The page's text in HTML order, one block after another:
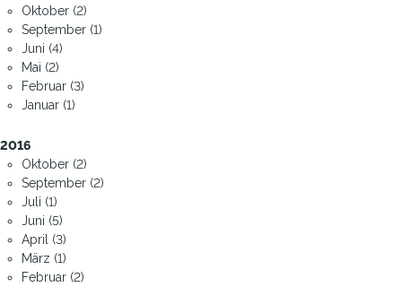
Oktober (2)
September (1)
Juni (4)
Mai (2)
Februar (3)
Januar (1)
2016
Oktober (2)
September (2)
Juli (1)
Juni (5)
April (3)
März (1)
Februar (2)